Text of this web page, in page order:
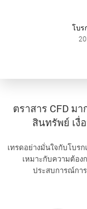
โบร
ตราสาร CFD มา
สินทรัพย์ เงื่
เทรดอย่างมั่นใจกับโบร
เหมาะกับความต้อ
ประสบการณ์กา